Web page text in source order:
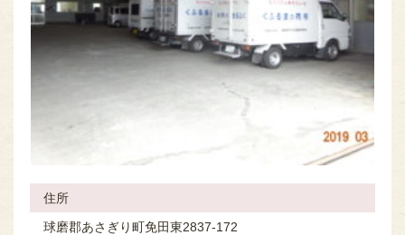
住所
球磨郡あさぎり町免田東2837-172